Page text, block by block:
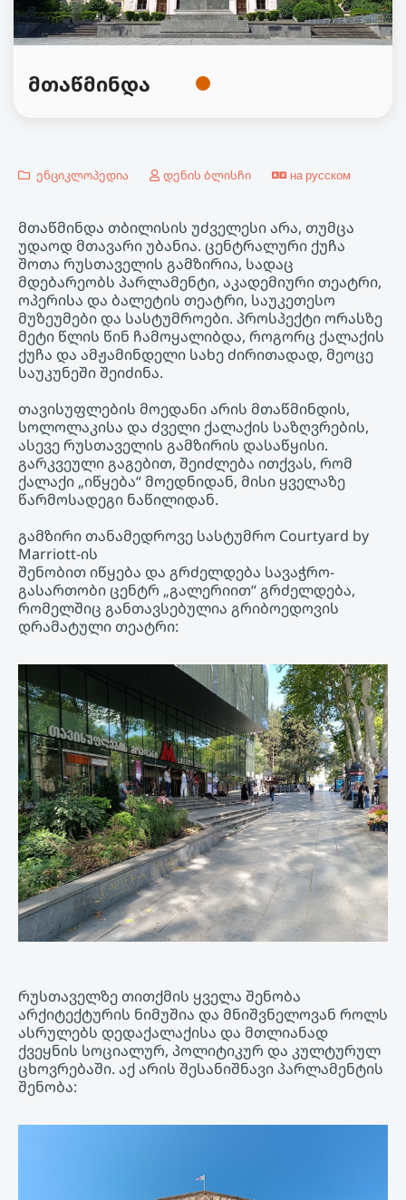
მთაწმინდა
ენციკლოპედია დენის ბლისჩი на русском
მთაწმინდა თბილისის უძველესი არა, თუმცა
უდაოდ მთავარი უბანია. ცენტრალური ქუჩა
შოთა რუსთაველის გამზირია, სადაც
მდებარეობს პარლამენტი, აკადემიური თეატრი,
ოპერისა და ბალეტის თეატრი, საუკეთესო
მუზეუმები და სასტუმროები. პროსპექტი ორასზე
მეტი წლის წინ ჩამოყალიბდა, როგორც ქალაქის
ქუჩა და ამჟამინდელი სახე ძირითადად, მეოცე
საუკუნეში შეიძინა.
თავისუფლების მოედანი არის მთაწმინდის,
სოლოლაკისა და ძველი ქალაქის საზღვრების,
ასევე რუსთაველის გამზირის დასაწყისი.
გარკვეული გაგებით, შეიძლება ითქვას, რომ
ქალაქი „იწყება“ მოედნიდან, მისი ყველაზე
წარმოსადეგი ნაწილიდან.
გამზირი თანამედროვე სასტუმრო Courtyard by
Marriott-ის
შენობით იწყება და გრძელდება სავაჭრო-
გასართობი ცენტრ „გალერიით“ გრძელდება,
რომელშიც განთავსებულია გრიბოედოვის
დრამატული თეატრი:
რუსთაველზე თითქმის ყველა შენობა
არქიტექტურის ნიმუშია და მნიშვნელოვან როლს
ასრულებს დედაქალაქისა და მთლიანად
ქვეყნის სოციალურ, პოლიტიკურ და კულტურულ
ცხოვრებაში. აქ არის შესანიშნავი პარლამენტის
შენობა: